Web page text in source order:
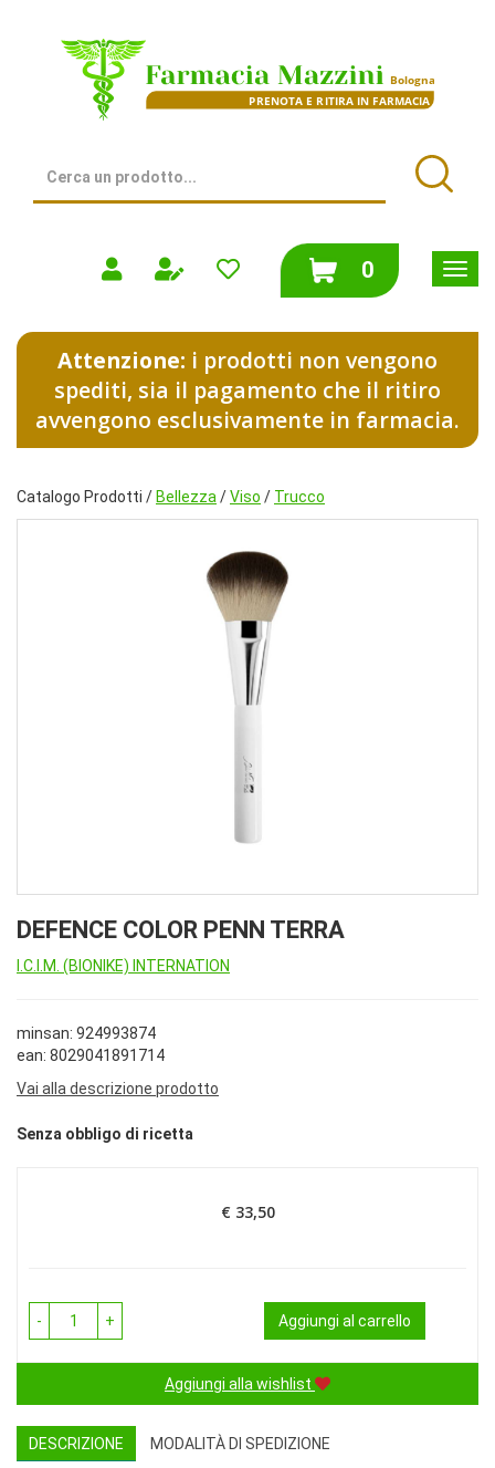
contenuto
Farmacia
Prodotto
0prodotti
inseriti
Attenzione: i prodotti non vengono
spediti, sia il pagamento che il ritiro
avvengono esclusivamente in farmacia.
Catalogo Prodotti / Bellezza /Viso / Trucco
DEFENCE COLOR PENN TERRA
I.C.I.M. (BIONIKE) INTERNATION
minsan: 924993874
ean: 8029041891714
Vai alla descrizione prodotto
Senza obbligo di ricetta
Prezzo
€ 33,50
- + Aggiungi al carrello
Aggiungi alla wishlist
DESCRIZIONE
MODALITÀ DI SPEDIZIONE